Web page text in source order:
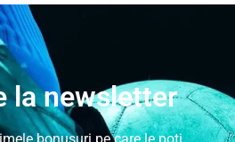
la newsletter